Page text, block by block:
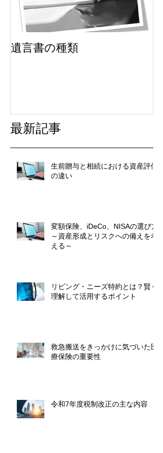
遺言書の種類
最新記事
生前贈与と相続における資産評価
の違い
変額保険、iDeCo、NISAの選び方
～資産形成とリスクへの備えを考
える～
リビング・ニーズ特約とは？賢く
理解して活用するポイント
救急搬送をきっかけに気づいた医
療保険の重要性
令和7年度税制改正の主な内容